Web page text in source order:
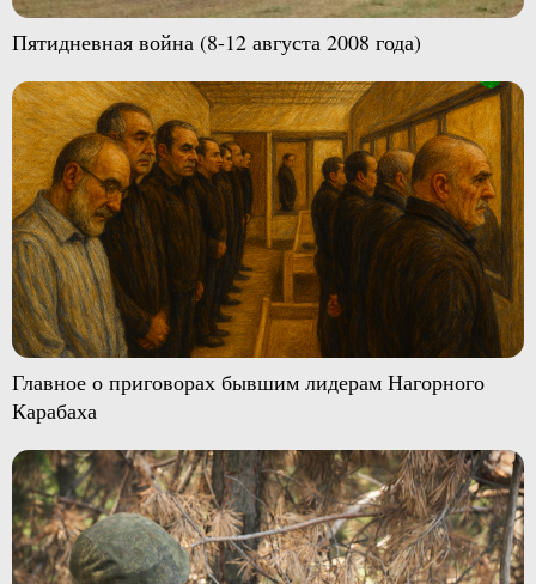
Пятидневная война (8-12 августа 2008 года)
Главное о приговорах бывшим лидерам Нагорного
Карабаха